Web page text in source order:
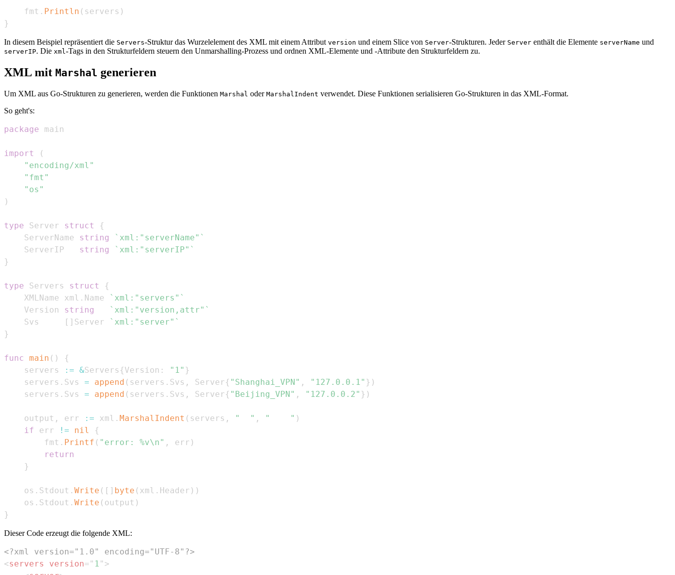
    fmt
. Println ( servers )
}
In diesem Beispiel repräsentiert die Servers-Struktur das Wurzelelement des XML mit einem Attribut version und einem Slice von Server-Strukturen. Jeder Server enthält die Elemente serverName und
serverIP. Die xml -Tags in den Strukturfeldern steuern den Unmarshalling-Prozess und ordnen XML-Elemente und -Attribute den Strukturfeldern zu.
XML mit Marshal generieren
Um XML aus Go-Strukturen zu generieren, werden die Funktionen Marshal oder MarshalIndent verwendet. Diese Funktionen serialisieren Go-Strukturen in das XML-Format.
So geht's:
package
import
(
"encoding/xml"
"fmt"
"os"
)
type Server struct
{
    ServerName
string
`xml:"serverName"`
    ServerIP
string
`xml:"serverIP"`
}
type Servers struct
{
    XMLName xml
. Name
`xml:"servers"`
    Version
string
`xml:"version,attr"`
    Svs
[ ] Server
`xml:"server"`
}
func main ( )
{
    servers
:= &Servers {Version : "1" }
    servers
. Svs = append ( servers . Svs , Server{ "Shanghai_VPN" , "127.0.0.1" } )
    servers
. Svs = append ( servers . Svs , Server{ "Beijing_VPN" , "127.0.0.2" } )
    output
, err := xml . MarshalIndent ( servers , "  " , "    " )
if err != nil
{
        fmt
. Printf ( "error: %v\n" , err )
return
}
    os
. Stdout . Write ( [ ] byte ( xml . Header ) )
    os
. Stdout . Write ( output )
}
Dieser Code erzeugt die folgende XML:
<?xml version="1.0" encoding="UTF-8"?>
<servers version= " 1 " >